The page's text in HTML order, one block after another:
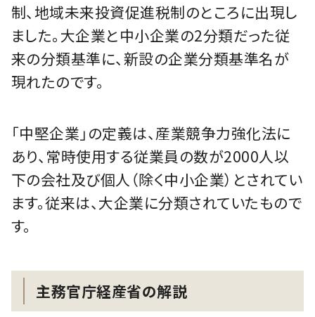
制、地域未来投資促進税制のところに出現し
ました。大企業と中小企業の2分類だった従
来の分類基準に、新設の企業分類基準名が
現れたのです。
「中堅企業」の定義は、産業競争力強化法に
あり、常時使用する従業員の数が2000人以
下の会社及び個人（除く中小企業）とされてい
ます。従来は、大企業に分類されていたもので
す。
主務官庁経産省の解説